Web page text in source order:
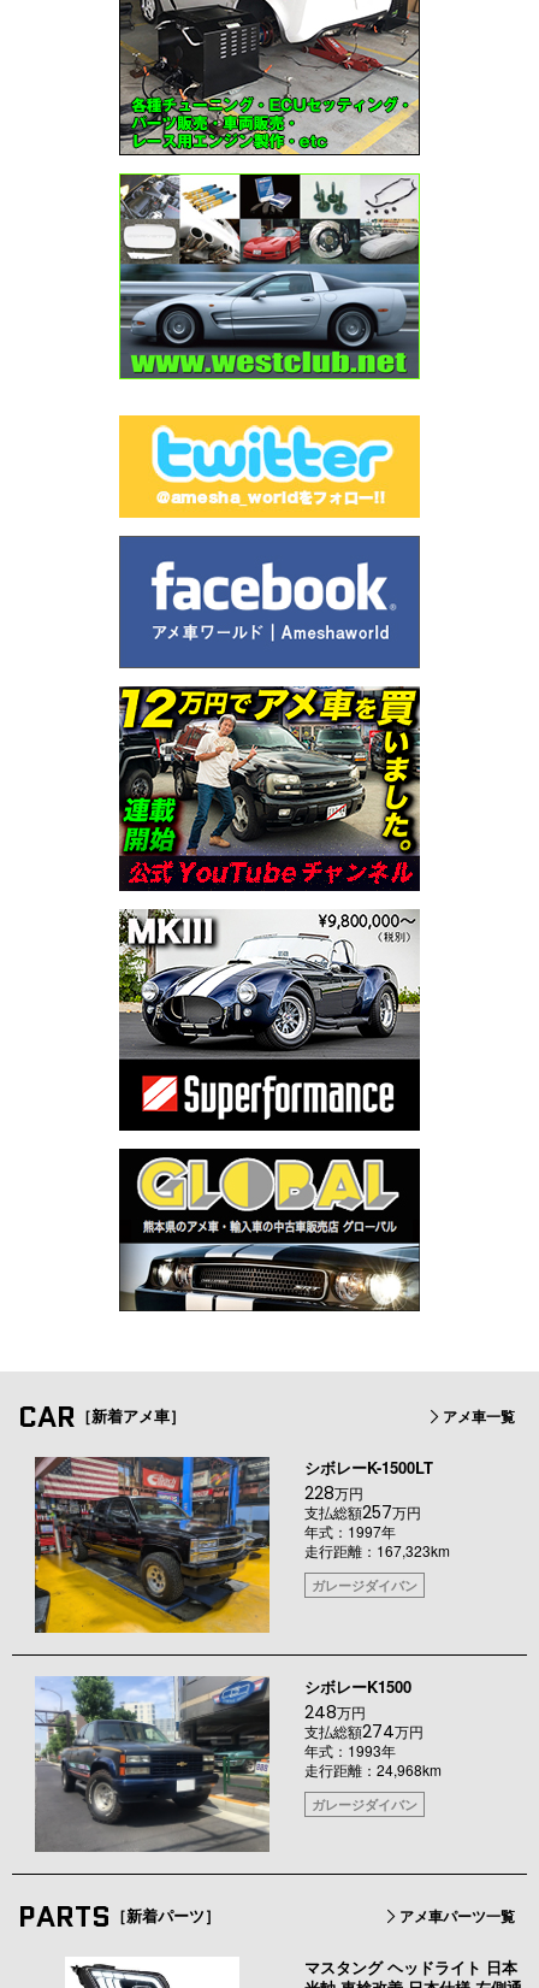
CAR ［新着アメ車］ アメ車一覧
シボレーK-1500LT
228万円
支払総額257万円
年式：1997年
走行距離：167,323km
ガレージダイバン
シボレーK1500
248万円
支払総額274万円
年式：1993年
走行距離：24,968km
ガレージダイバン
PARTS ［新着パーツ］ アメ車パーツ一覧
マスタング ヘッドライト 日本